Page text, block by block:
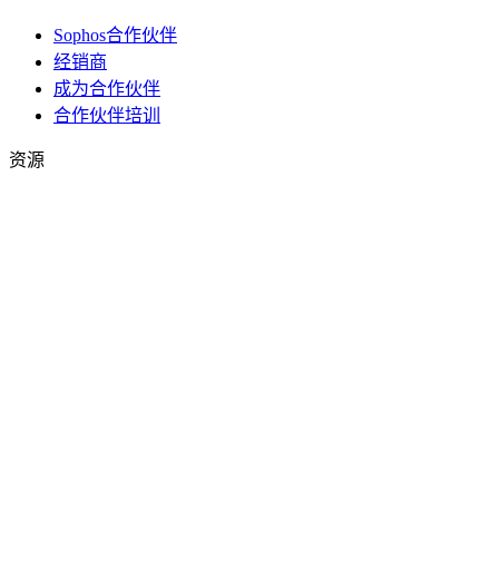
Sophos合作伙伴
经销商
成为合作伙伴
合作伙伴培训
资源